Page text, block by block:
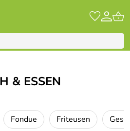
& ESSEN
Fondue Friteusen